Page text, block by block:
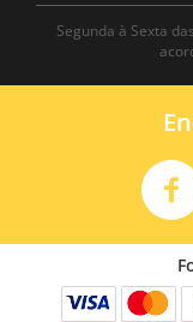
Segunda à Sexta